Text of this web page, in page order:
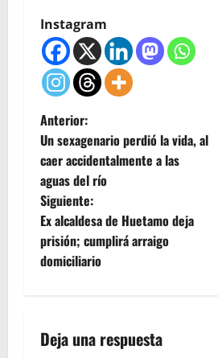
Instagram
N
a
v
e
g
c
Anterior:
Un sexagenario perdió la vida, al
caer accidentalmente a las
aguas del río
Siguiente:
Ex alcaldesa de Huetamo deja
prisión; cumplirá arraigo
domiciliario
Deja una respuesta